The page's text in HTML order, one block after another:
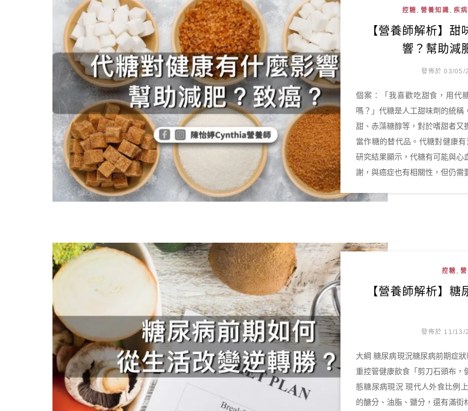
控糖 營養知識 疾
【營養師解析】
響？幫助減
發佈於 03/05/
個案：「我喜歡吃甜食，用代
嗎？」代糖是人工甜味劑的統稱
甜、赤藻糖醇等，對於嗜甜者又
當作糖的替代品。代糖對健康
研究結果顯示，代糖有可能與心
謝，與癌症也有相關性，但仍
控糖
【營養師解析】
發佈於 11/13/
大綱 糖尿病現況糖尿病前期症
重控管健康飲食「剪刀石頭布，
態糖尿病現況 現代人外食比例
的醣分、油脂、鹽分，還有滿街